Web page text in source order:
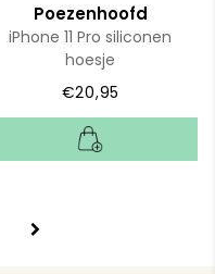
Poezenhoofd
iPhone 11 Pro siliconen
hoesje
€20,95